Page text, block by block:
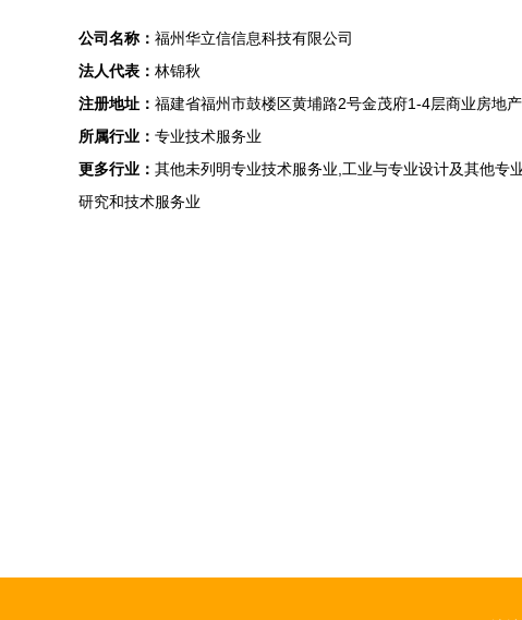
公司名称： 福州华立信信息科技有限公司
法人代表： 林锦秋
注册地址： 福建省福州市鼓楼区黄埔路2号金茂府1-4层商业房地
所属行业： 专业技术服务业
更多行业： 其他未列明专业技术服务业,工业与专业设计及其他专
研究和技术服务业